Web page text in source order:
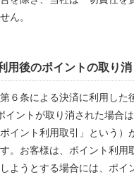
ん。
用後のポイントの取り消
６条による決済に利用した
イントが取り消された場合
イント利用取引」という）
。お客様は、ポイント利用
ようとする場合には、ポイ